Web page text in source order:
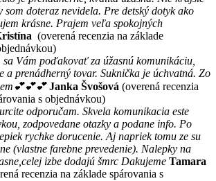
som doteraz nevidela. Pre detský dotyk ako
krásne. Prajem veľa spokojných
(overená recenzia na základe
sa Vám poďakovať za úžasnú komunikáciu,
a prenádherný tovar. Suknička je úchvatná. Zo
Janka Švošová (overená recenzia
s objednávkou)
odporučam. Skvela komunikacia este
zodpovedane otazky a podane info. Po
rychke dorucenie. Aj napriek tomu ze su
(vlastne farebne prevedenie). Nalepky na
izbe dodajú šmrc Dakujeme Tamara
recenzia na základe spárovania s